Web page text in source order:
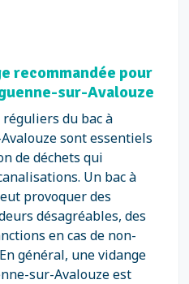
recommandée pour
sur-Avalouze
du bac à
sont essentiels
de déchets qui
Un bac à
provoquer des
désagréables, des
en cas de non-
général, une vidange
sur-Avalouze est